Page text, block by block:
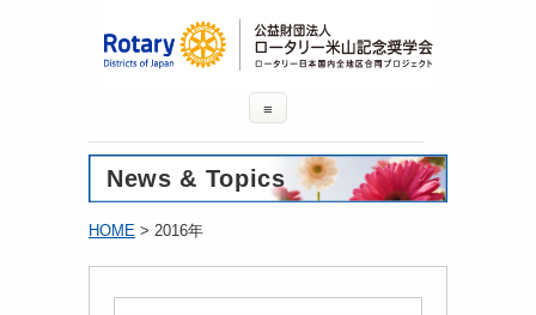
≡
News & Topics
HOME > 2016年